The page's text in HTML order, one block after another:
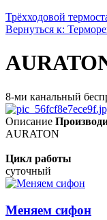
Трёхходовой
Вернуться к:
8-ми канальный
Описание
AURATON
Цикл работы
суточный
Меняем сифон